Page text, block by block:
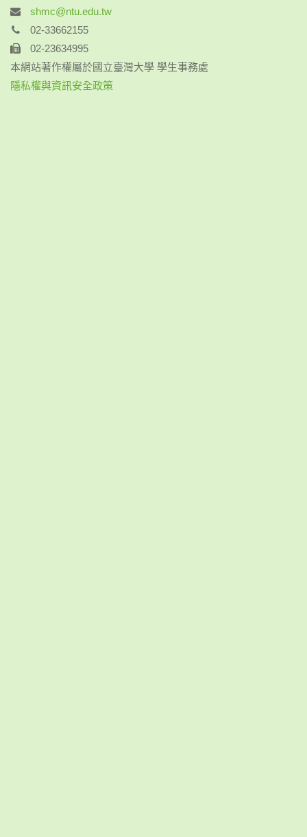
shmc@ntu.edu.tw
02-33662155
02-23634995
本網站著作權屬於國立臺灣大學 學生事務處
隱私權與資訊安全政策